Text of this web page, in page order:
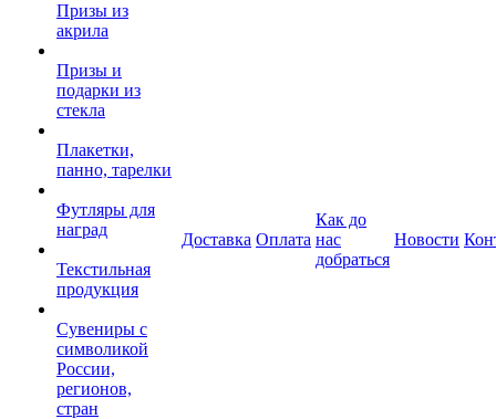
Призы из
акрила
Призы и
подарки из
стекла
Плакетки,
панно, тарелки
Футляры для
наград
Текстильная
продукция
Сувениры с
символикой
России,
регионов,
стран
Доставка Оплата
Как до
нас
добраться
Новости